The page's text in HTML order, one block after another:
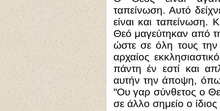
ταπείνωση. Αυτό
είναι και ταπείνωση.
Θεό μαγεύτηκαν από
ώστε σε όλη τους
αρχαίος
πάντη έν εστί και
αυτήν την άποψη,
"Ου γαρ σύνθετος ο
σε άλλο σημείο ο